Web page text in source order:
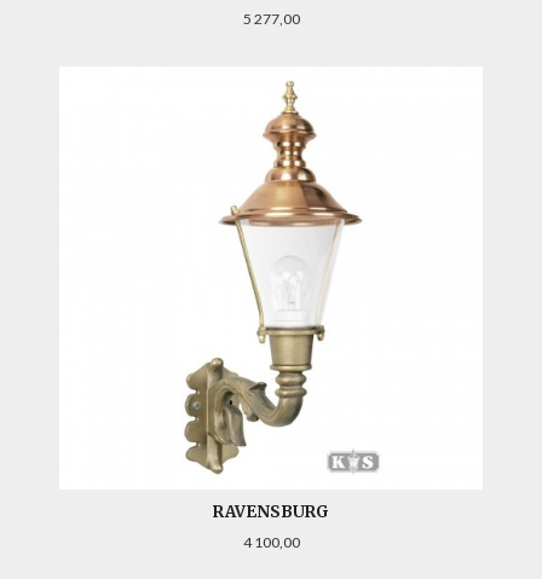
Pris
5 277,00
RAVENSBURG
Pris
4 100,00